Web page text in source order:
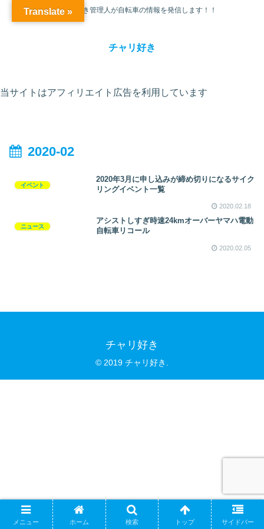
チャリ大好き管理人が自転車の情報を発信します！！
チャリ好き
当サイトはアフィリエイト広告を利用しています
2020-02
イベント
2020年3月に申し込みが締め切りになるサイク
リングイベント一覧
2020.02.18
ニュース
アシストしすぎ時速24kmオーバーヤマハ電動
自転車リコール
2020.02.05
チャリ好き
© 2019 チャリ好き.
メニュー ホーム 検索 トップ サイドバー
Translate »